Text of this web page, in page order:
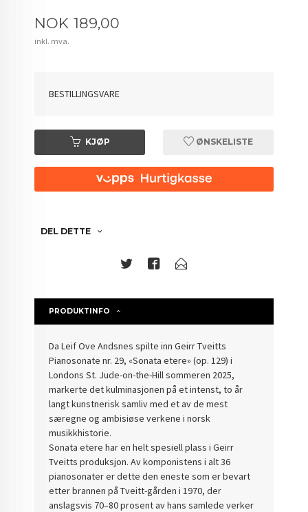
Pris
NOK 189,00
inkl. mva.
BESTILLINGSVARE
KJØP ØNSKELISTE
DEL DETTE
PRODUKTINFO
Da Leif Ove Andsnes spilte inn Geirr Tveitts
Pianosonate nr. 29, «Sonata etere» (op. 129) i
Londons St. Jude-on-the-Hill sommeren 2025,
markerte det kulminasjonen på et intenst, to år
langt kunstnerisk samliv med et av de mest
særegne og ambisiøse verkene i norsk
musikkhistorie.
Sonata etere har en helt spesiell plass i Geirr
Tveitts produksjon. Av komponistens i alt 36
pianosonater er dette den eneste som er bevart
etter brannen på Tveitt-gården i 1970, der
anslagsvis 70–80 prosent av hans samlede verker